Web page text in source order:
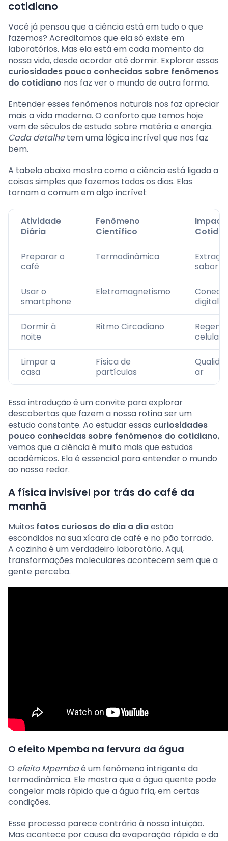
cotidiano
Você já pensou que a ciência está em tudo o que
fazemos? Acreditamos que ela só existe em
laboratórios. Mas ela está em cada momento da
nossa vida, desde acordar até dormir. Explorar essas
curiosidades pouco conhecidas sobre fenômenos
do cotidiano nos faz ver o mundo de outra forma.
Entender esses fenômenos naturais nos faz apreciar
mais a vida moderna. O conforto que temos hoje
vem de séculos de estudo sobre matéria e energia.
Cada detalhetem uma lógica incrível que nos faz
bem.
A tabela abaixo mostra como a ciência está ligada a
coisas simples que fazemos todos os dias. Elas
tornam o comum em algo incrível:
Atividade
Diária
Fenômeno
Científico
Preparar o
café
Termodinâmica
sabor
Usar o
smartphone
Eletromagnetismo
digital
Dormir à
noite
Ritmo Circadiano
celular
Limpar a
casa
Física de
partículas
ar
Essa introdução é um convite para explorar
descobertas que fazem a nossa rotina ser um
estudo constante. Ao estudar essas curiosidades
pouco conhecidas sobre fenômenos do cotidiano,
vemos que a ciência é muito mais que estudos
acadêmicos. Ela é essencial para entender o mundo
ao nosso redor.
A física invisível por trás do café da
manhã
Muitos fatos curiosos do dia a diaestão
escondidos na sua xícara de café e no pão torrado.
A cozinha é um verdadeiro laboratório. Aqui,
transformações moleculares acontecem sem que a
gente perceba.
O efeito Mpemba na fervura da água
O efeito Mpembaé um fenômeno intrigante da
termodinâmica. Ele mostra que a água quente pode
congelar mais rápido que a água fria, em certas
condições.
Esse processo parece contrário à nossa intuição.
Mas acontece por causa da evaporação rápida e da